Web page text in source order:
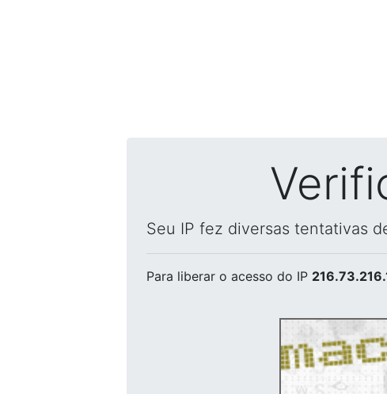
Seu IP fez diversas tentativas
Para liberar o acesso do IP